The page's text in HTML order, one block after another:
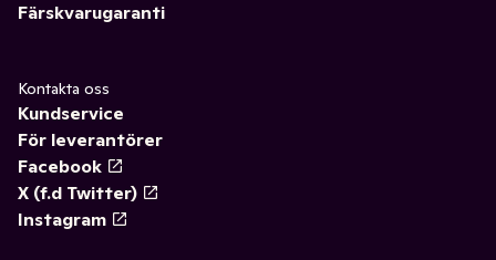
Färskvarugaranti
Kontakta oss
Kundservice
För leverantörer
Facebook
X (f.d Twitter)
Instagram